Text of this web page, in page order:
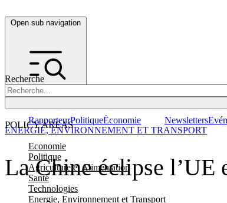
Open sub navigation
Recherche
POLICY AREAS
Economie
Politique
Agriculture et Alimentation
Santé
Technologies
Energie, Environnement et Transport
RapporteurPolitiqueÉconomie Newsletters
La Chine éclipse l’UE
ENERGIE, ENVIRONNEMENT ET TRANSPORT